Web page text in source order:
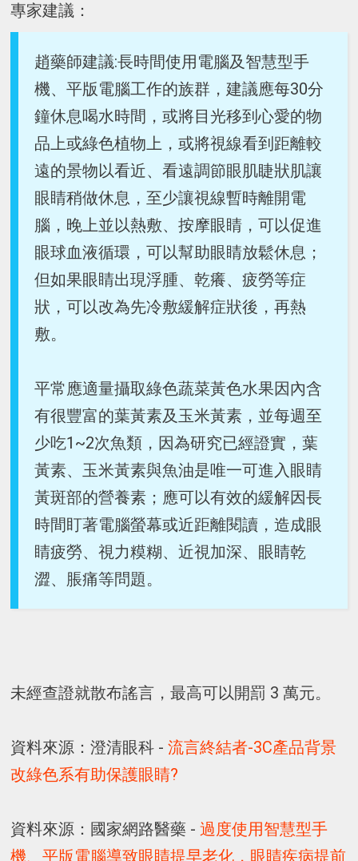
專家建議：
趙藥師建議:長時間使用電腦及智慧型手
機、平版電腦工作的族群，建議應每30分
鐘休息喝水時間，或將目光移到心愛的物
品上或綠色植物上，或將視線看到距離較
遠的景物以看近、看遠調節眼肌睫狀肌讓
眼睛稍做休息，至少讓視線暫時離開電
腦，晚上並以熱敷、按摩眼睛，可以促進
眼球血液循環，可以幫助眼睛放鬆休息；
但如果眼睛出現浮腫、乾癢、疲勞等症
狀，可以改為先冷敷緩解症狀後，再熱
敷。
平常應適量攝取綠色蔬菜黃色水果因內含
有很豐富的葉黃素及玉米黃素，並每週至
少吃1~2次魚類，因為研究已經證實，葉
黃素、玉米黃素與魚油是唯一可進入眼睛
黃斑部的營養素；應可以有效的緩解因長
時間盯著電腦螢幕或近距離閱讀，造成眼
睛疲勞、視力糢糊、近視加深、眼睛乾
澀、脹痛等問題。
未經查證就散布謠言，最高可以開罰 3 萬元。
資料來源：澄清眼科 -流言終結者-3C產品背景
改綠色系有助保護眼睛?
資料來源：國家網路醫藥 -過度使用智慧型手
機、平版電腦導致眼睛提早老化，眼睛疾病提前